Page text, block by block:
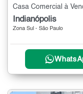
Casa Comercial à
Indianópolis
Zona Sul - São Paulo